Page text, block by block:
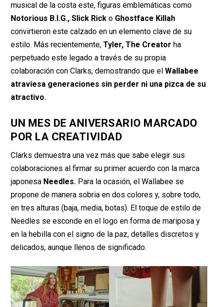
musical de la costa este, figuras emblemáticas como
Notorious B.I.G., Slick Rick o Ghostface Killah
convirtieron este calzado en un elemento clave de su
estilo. Más recientemente,Tyler, The Creator ha
perpetuado este legado a través de su propia
colaboración con Clarks, demostrando que elWallabee
atraviesa generaciones sin perder ni una pizca de su
atractivo.
UN MES DE ANIVERSARIO MARCADO
POR LA CREATIVIDAD
Clarks demuestra una vez más que sabe elegir sus
colaboraciones al firmar su primer acuerdo con la marca
japonesa Needles. Para la ocasión, el Wallabee se
propone de manera sobria en dos colores y, sobre todo,
en tres alturas (baja, media, botas). El toque de estilo de
Needles se esconde en el logo en forma de mariposa y
en la hebilla con el signo de la paz, detalles discretos y
delicados, aunque llenos de significado.